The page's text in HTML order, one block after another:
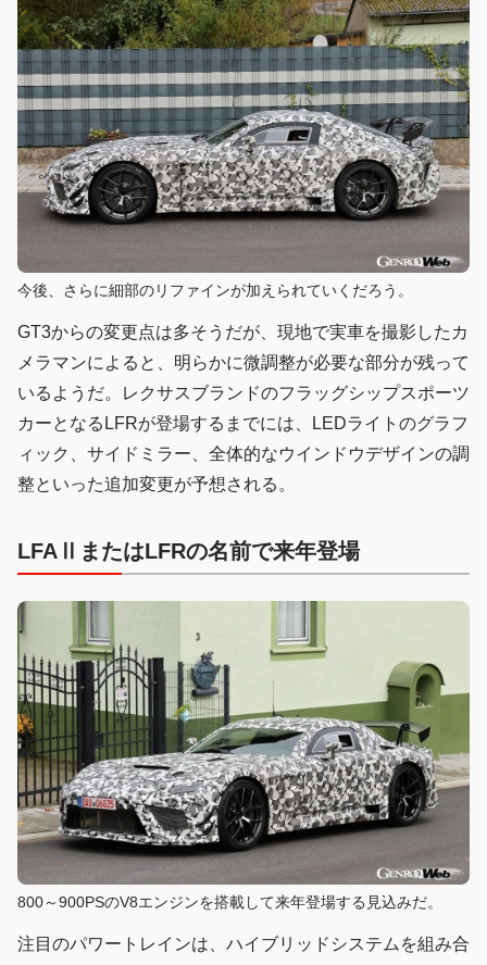
今後、さらに細部のリファインが加えられていくだろう。
GT3からの変更点は多そうだが、現地で実車を撮影したカ
メラマンによると、明らかに微調整が必要な部分が残って
いるようだ。レクサスブランドのフラッグシップスポーツ
カーとなるLFRが登場するまでには、LEDライトのグラフ
ィック、サイドミラー、全体的なウインドウデザインの調
整といった追加変更が予想される。
LFAⅡまたはLFRの名前で来年登場
800～900PSのV8エンジンを搭載して来年登場する見込みだ。
注目のパワートレインは、ハイブリッドシステムを組み合